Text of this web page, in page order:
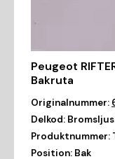
Peugeot
Bakruta
Originalnummer:
Delkod:
Produktnummer:
Position: Bak